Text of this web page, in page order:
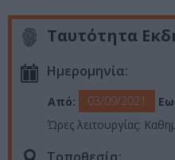
Ταυτότητα
Ημερομηνία:
Από: 03/09/2021
Ώρες λειτουργίας: